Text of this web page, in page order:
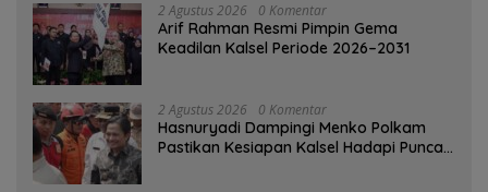
2 Agustus 2026 0 Komentar
Arif Rahman Resmi Pimpin Gema
Keadilan Kalsel Periode 2026–2031
2 Agustus 2026 0 Komentar
Hasnuryadi Dampingi Menko Polkam
Pastikan Kesiapan Kalsel Hadapi Puncak